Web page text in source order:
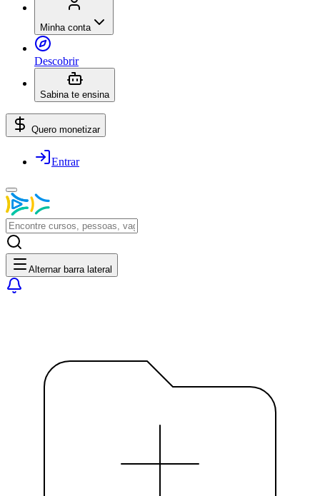
Minha conta
Descobrir
Sabina te ensina
Quero monetizar
Entrar
Alternar barra lateral